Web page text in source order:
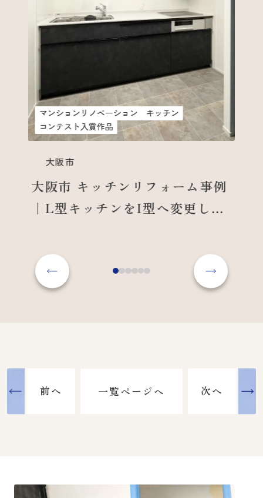
キッチン
フォーム事例
へ変更し家
大阪市
大阪市 マンションリ
た自分だけの快適空
前へ 一覧ページへ 次へ